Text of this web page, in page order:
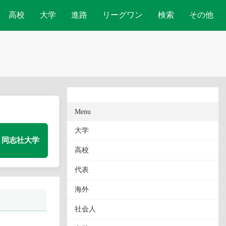
高校 大学 進路 リーグワン 検索 その他
同志社大学
Menu
大学
高校
代表
海外
社会人